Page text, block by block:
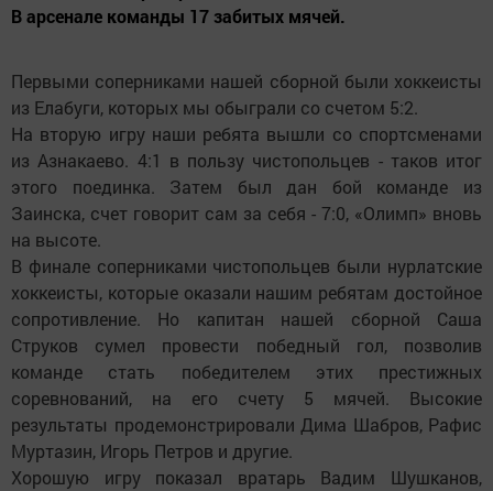
В арсенале команды 17 забитых мячей.
Первыми соперниками нашей сборной были хокке­исты
из Елабуги, которых мы обыграли со счетом 5:2.
На вторую игру наши ребята вышли со спортсменами
из Азнакаево. 4:1 в пользу чистопольцев - таков итог
этого поединка. Затем был дан бой команде из
Заинска, счет говорит сам за себя - 7:0, «Олимп» вновь
на высоте.
В финале соперниками чис­топольцев были нурлатские
хоккеисты, которые оказали нашим ребятам достойное
сопротивление. Но капитан нашей сборной Саша
Струков сумел провести победный гол, позволив
команде стать победителем этих престижных
соревнований, на его счету 5 мячей. Высокие
результаты продемонстрировали Дима Шабров, Рафис
Муртазин, Игорь Петров и другие.
Хорошую игру показал вратарь Вадим Шушканов,